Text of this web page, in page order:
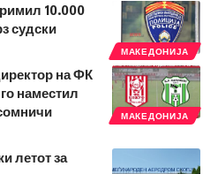
МАКЕДОНИЈА
10.000
судски
МАКЕДОНИЈА
на ФК
наместил
летот за